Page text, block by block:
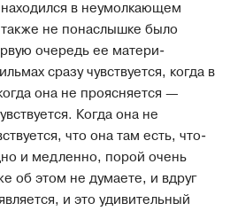
в неумолкающем
не понаслышке было
очередь ее матери-
сразу чувствуется, когда в
она не проясняется —
Когда она не
что она там есть, что-
и медленно, порой очень
об этом не думаете, и вдруг
и это удивительный